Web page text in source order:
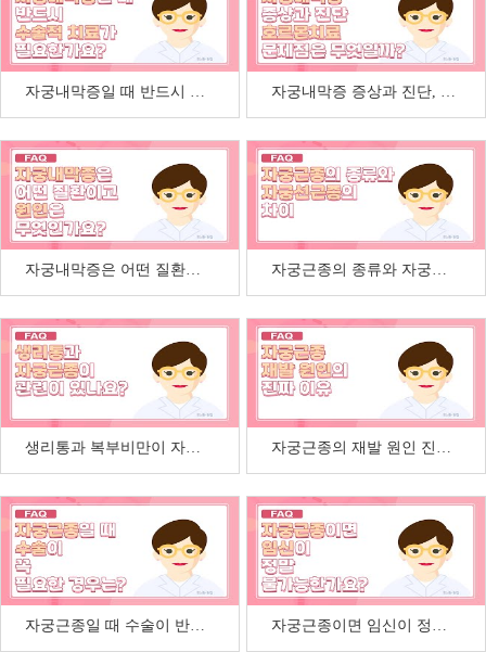
자궁내막증일 때 반드시 수술적 치료가 필요한가요? 자궁내막증 증상과 진단, 호르몬치료 문제점은 무엇일…
자궁내막증은 어떤 질환인가요? 자궁근종의 종류와 자궁선근증의 차이점
생리통과 복부비만이 자궁근종과 관련이 있을까요? 자궁근종의 재발 원인 진짜 이유와 근종 악화 요인
자궁근종일 때 수술이 반드시 필요한 경우는? 자궁근종이면 임신이 정말 불가능할까요?